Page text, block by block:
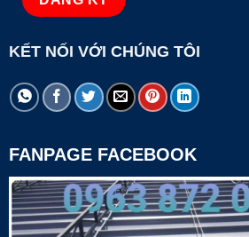
KẾT NỐI VỚI CHÚNG TÔI
FANPAGE FACEBOOK